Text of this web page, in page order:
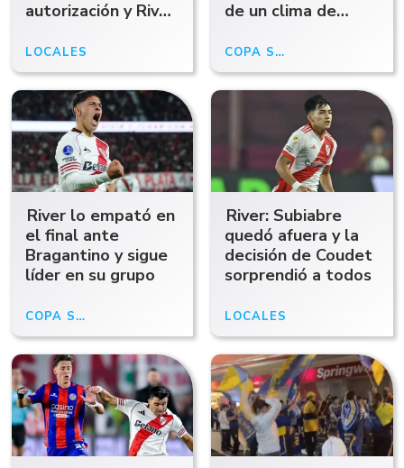
autorización y River
LOCALES
de un clima de
hinchasCOPA SUDAMERICANA
River lo empató en
el final ante
Bragantino y sigue
líder en su grupo
COPA SUDAMERICANA
River: Subiabre
quedó afuera y la
decisión de Coudet
sorprendió a todos
LOCALES